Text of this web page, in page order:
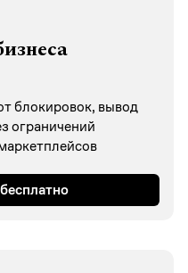
блокировок, вывод
ограничений